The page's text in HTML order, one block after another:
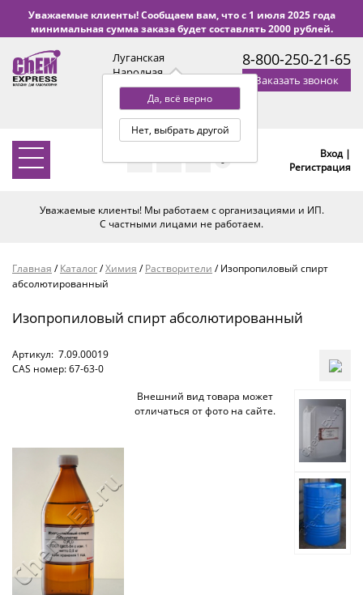
Уважаемые клиенты! Сообщаем вам, что с 1 июля 2025 года
минимальная сумма заказа будет составлять 2000 рублей.
Луганская
Народная
Республика
Да, всё верно
Нет, выбрать другой
с 9:00 до 18:00 по Уфе
(+2 МСК)
8-800-250-21-65
Заказать звонок
0
Вход |
Регистрация
Уважаемые клиенты! Мы работаем с организациями и ИП.
С частными лицами не работаем.
Главная /Каталог/Химия /Растворители /Изопропиловый спирт
абсолютированный
Изопропиловый спирт абсолютированный
Артикул: 7.09.00019
CAS номер: 67-63-0
Внешний вид товара может
отличаться от фото на сайте.